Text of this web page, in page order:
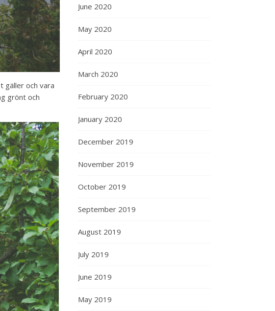
gäller och vara
grönt och
June 2020
May 2020
April 2020
March 2020
February 2020
January 2020
December 2019
November 2019
October 2019
September 2019
August 2019
July 2019
June 2019
May 2019